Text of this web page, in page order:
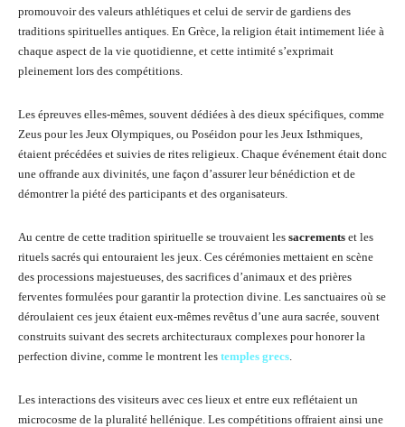
promouvoir des valeurs athlétiques et celui de servir de gardiens des
traditions spirituelles antiques. En Grèce, la religion était intimement liée à
chaque aspect de la vie quotidienne, et cette intimité s’exprimait
pleinement lors des compétitions.
Les épreuves elles-mêmes, souvent dédiées à des dieux spécifiques, comme
Zeus pour les Jeux Olympiques, ou Poséidon pour les Jeux Isthmiques,
étaient précédées et suivies de rites religieux. Chaque événement était donc
une offrande aux divinités, une façon d’assurer leur bénédiction et de
démontrer la piété des participants et des organisateurs.
Au centre de cette tradition spirituelle se trouvaient les sacrements et les
rituels sacrés qui entouraient les jeux. Ces cérémonies mettaient en scène
des processions majestueuses, des sacrifices d’animaux et des prières
ferventes formulées pour garantir la protection divine. Les sanctuaires où se
déroulaient ces jeux étaient eux-mêmes revêtus d’une aura sacrée, souvent
construits suivant des secrets architecturaux complexes pour honorer la
perfection divine, comme le montrent les temples grecs.
Les interactions des visiteurs avec ces lieux et entre eux reflétaient un
microcosme de la pluralité hellénique. Les compétitions offraient ainsi une